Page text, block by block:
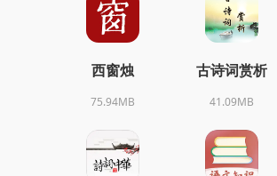
西窗烛
75.94MB
古诗词赏析
41.09MB